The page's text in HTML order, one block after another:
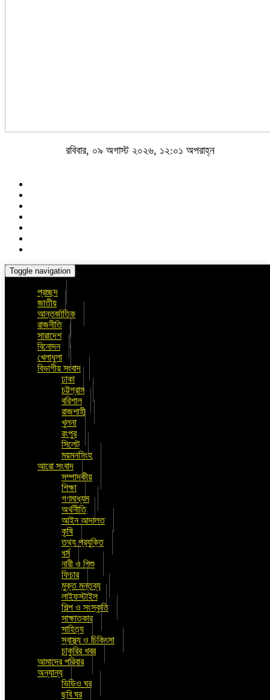
রবিবার, ০৯ অগাস্ট ২০২৬, ১২:০১ অপরাহ্ন
Toggle navigation
প্রচ্ছদ
জাতীয়
আন্তর্জাতিক
রাজনীতি
সারাদেশ
বিনোদন
খেলাধুলা
বিভাগীয় সংবাদ
ঢাকা
চট্টগ্রাম
বরিশাল
রাজশাহী
খুলনা
রংপুর
সিলেট
ময়মনসিংহ
আরো সংবাদ
সম্পাদকীয়
শিক্ষা
গণমাধ্যম
অর্থনীতি
আইন আদালত
কৃষি
তথ্য প্রযুক্তি
ধর্ম
নারী ও শিশু
ফিচার
মুক্ত মন্তব্য
লাইফস্টাইল
শিল্প ও সংস্কৃতি
সাক্ষাতকার
সাহিত্য
স্বাস্থ্য ও চিকিৎসা
চাকুরির খবর
আমাদের পরিবার
অন্যান্য
ভিডিও ঘর
ছবি ঘর